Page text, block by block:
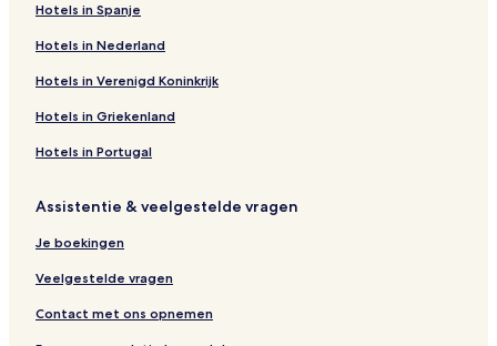
Hotels in Spanje
Hotels in Nederland
Hotels in Verenigd Koninkrijk
Hotels in Griekenland
Hotels in Portugal
Assistentie & veelgestelde vragen
Je boekingen
Veelgestelde vragen
Contact met ons opnemen